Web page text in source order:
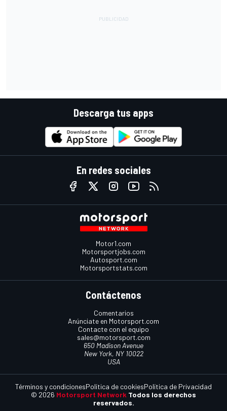
Descarga tus apps
En redes sociales
Motor1.com
Motorsportjobs.com
Autosport.com
Motorsportstats.com
Contáctenos
Comentarios
Anúnciate en Motorsport.com
Contacte con el equipo
sales@motorsport.com
650 Madison Avenue
New York, NY 10022
USA
© 2026 Motorsport Network Todos los derechos
reservados.
Términos y condicionesPolítica de cookiesPolítica de Privacidad